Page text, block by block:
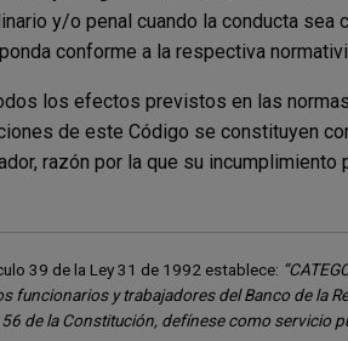
y/o penal cuando la conducta
conforme a la respectiva
los efectos previstos en las
de este Código se constituyen
razón por la que su
39 de la Ley 31 de 1992 establece:
funcionarios y trabajadores del Banco de la
de la Constitución, defínese como servicio